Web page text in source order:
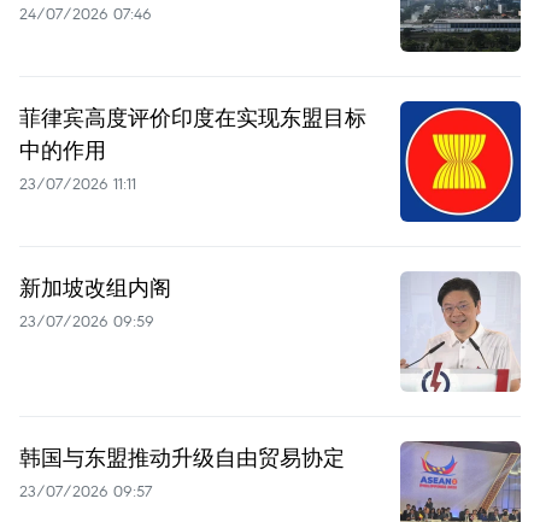
24/07/2026 07:46
菲律宾高度评价印度在实现东盟目标
中的作用
23/07/2026 11:11
新加坡改组内阁
23/07/2026 09:59
韩国与东盟推动升级自由贸易协定
23/07/2026 09:57